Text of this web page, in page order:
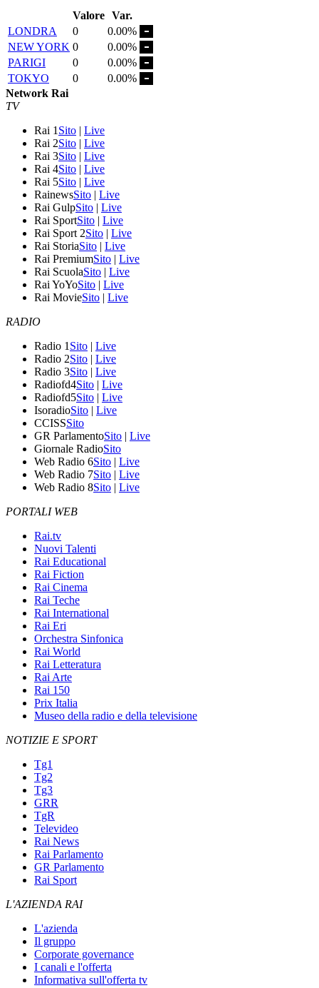
Valore Var.
LONDRA
0
0.00%
NEW YORK 0
0.00%
PARIGI
0
0.00%
TOKYO
0
0.00%
Network Rai
TV
Rai 1 Sito | Live
Rai 2Sito | Live
Rai 3Sito | Live
Rai 4Sito | Live
Rai 5Sito | Live
RainewsSito | Live
Rai GulpSito | Live
Rai SportSito | Live
Rai Sport 2Sito | Live
Rai StoriaSito | Live
Rai PremiumSito | Live
Rai ScuolaSito | Live
Rai YoYoSito | Live
Rai MovieSito | Live
RADIO
Radio 1 Sito | Live
Radio 2Sito | Live
Radio 3Sito | Live
Radiofd4Sito | Live
Radiofd5Sito | Live
IsoradioSito | Live
CCISSSito
GR ParlamentoSito | Live
Giornale RadioSito
Web Radio 6Sito | Live
Web Radio 7Sito | Live
Web Radio 8Sito | Live
PORTALI WEB
Rai.tv
Nuovi Talenti
Rai Educational
Rai Fiction
Rai Cinema
Rai Teche
Rai International
Rai Eri
Orchestra Sinfonica
Rai World
Rai Letteratura
Rai Arte
Rai 150
Prix Italia
Museo della radio e della televisione
NOTIZIE E SPORT
Tg1
Tg2
Tg3
GRR
TgR
Televideo
Rai News
Rai Parlamento
GR Parlamento
Rai Sport
L'AZIENDA RAI
L'azienda
Il gruppo
Corporate governance
I canali e l'offerta
Informativa sull'offerta tv